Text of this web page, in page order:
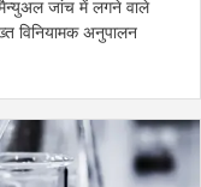
जांच में लगने वाले
विनियामक अनुपालन